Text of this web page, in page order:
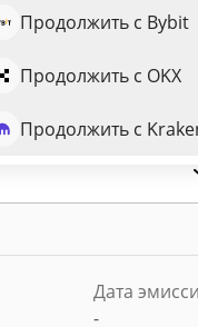
Продолжить с Bybit
Продолжить с OKX
Продолжить с
Дата
-